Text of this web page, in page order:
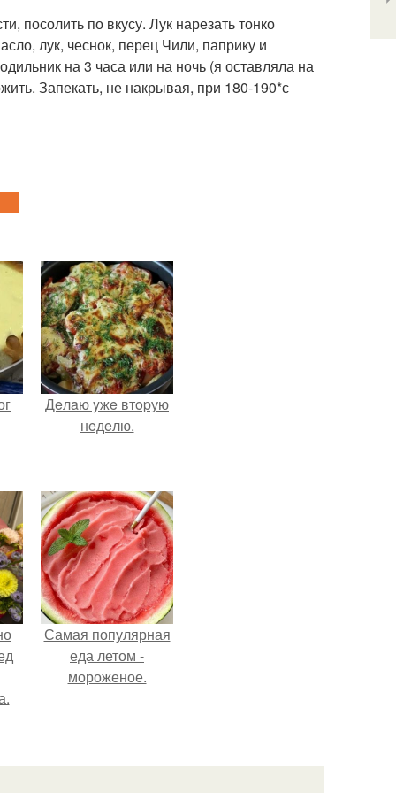
посолить по вкусу. Лук нарезать тонко
лук, чеснок, перец Чили, паприку и
на 3 часа или на ночь (я оставляла на
Запекать, не накрывая, при 180-190*с
Дeлaю yжe втopую
нeдeлю.
Самая популярная
еда летом -
мороженое.